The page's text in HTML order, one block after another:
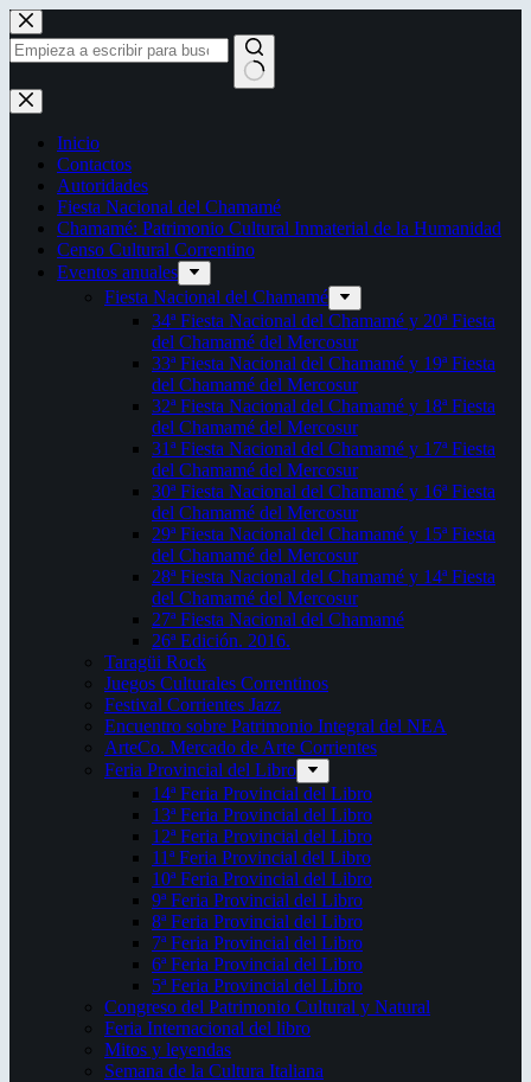
Saltar
al
contenido
Sin
resultados
Inicio
Contactos
Autoridades
Fiesta Nacional del Chamamé
Chamamé: Patrimonio Cultural Inmaterial de la Humanidad
Censo Cultural Correntino
Eventos anuales
Fiesta Nacional del Chamamé
34ª Fiesta Nacional del Chamamé y 20ª Fiesta
del Chamamé del Mercosur
33ª Fiesta Nacional del Chamamé y 19ª Fiesta
del Chamamé del Mercosur
32ª Fiesta Nacional del Chamamé y 18ª Fiesta
del Chamamé del Mercosur
31ª Fiesta Nacional del Chamamé y 17ª Fiesta
del Chamamé del Mercosur
30ª Fiesta Nacional del Chamamé y 16ª Fiesta
del Chamamé del Mercosur
29ª Fiesta Nacional del Chamamé y 15ª Fiesta
del Chamamé del Mercosur
28ª Fiesta Nacional del Chamamé y 14ª Fiesta
del Chamamé del Mercosur
27ª Fiesta Nacional del Chamamé
26ª Edición. 2016.
Taragüi Rock
Juegos Culturales Correntinos
Festival Corrientes Jazz
Encuentro sobre Patrimonio Integral del NEA
ArteCo. Mercado de Arte Corrientes
Feria Provincial del Libro
14ª Feria Provincial del Libro
13ª Feria Provincial del Libro
12ª Feria Provincial del Libro
11ª Feria Provincial del Libro
10ª Feria Provincial del Libro
9ª Feria Provincial del Libro
8ª Feria Provincial del Libro
7ª Feria Provincial del Libro
6ª Feria Provincial del Libro
5ª Feria Provincial del Libro
Congreso del Patrimonio Cultural y Natural
Feria Internacional del libro
Mitos y leyendas
Semana de la Cultura Italiana